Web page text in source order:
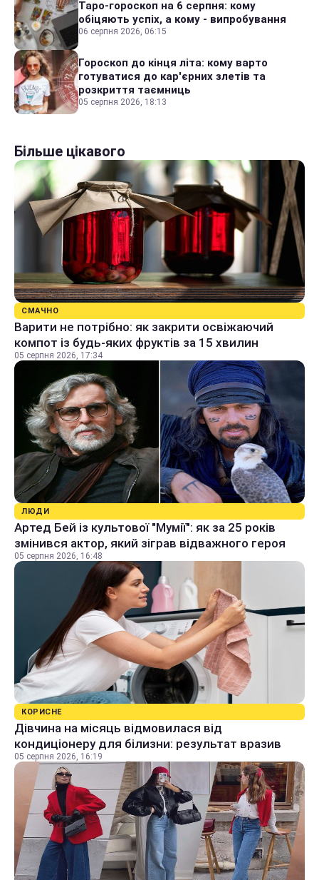
Таро-гороскоп на 6 серпня: кому
обіцяють успіх, а кому - випробування
06 серпня 2026, 06:15
Гороскоп до кінця літа: кому варто
готуватися до кар'єрних злетів та
розкриття таємниць
05 серпня 2026, 18:13
Більше цікавого
СМАЧНО
Варити не потрібно: як закрити освіжаючий
компот із будь-яких фруктів за 15 хвилин
05 серпня 2026, 17:34
ЛЮДИ
Артед Бей із культової "Мумії": як за 25 років
змінився актор, який зіграв відважного героя
05 серпня 2026, 16:48
КОРИСНЕ
Дівчина на місяць відмовилася від
кондиціонеру для білизни: результат вразив
05 серпня 2026, 16:19